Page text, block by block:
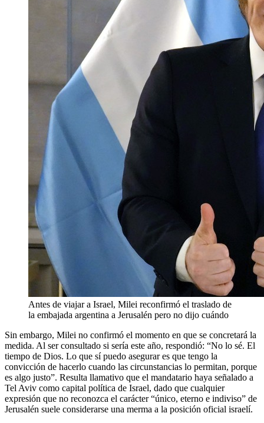
Antes de viajar a Israel, Milei reconfirmó el traslado de
la embajada argentina a Jerusalén pero no dijo cuándo
Sin embargo, Milei no confirmó el momento en que se concretará la
medida. Al ser consultado si sería este año, respondió: “No lo sé. El
tiempo de Dios. Lo que sí puedo asegurar es que tengo la
convicción de hacerlo cuando las circunstancias lo permitan, porque
es algo justo”. Resulta llamativo que el mandatario haya señalado a
Tel Aviv como capital política de Israel, dado que cualquier
expresión que no reconozca el carácter “único, eterno e indiviso” de
Jerusalén suele considerarse una merma a la posición oficial israelí.